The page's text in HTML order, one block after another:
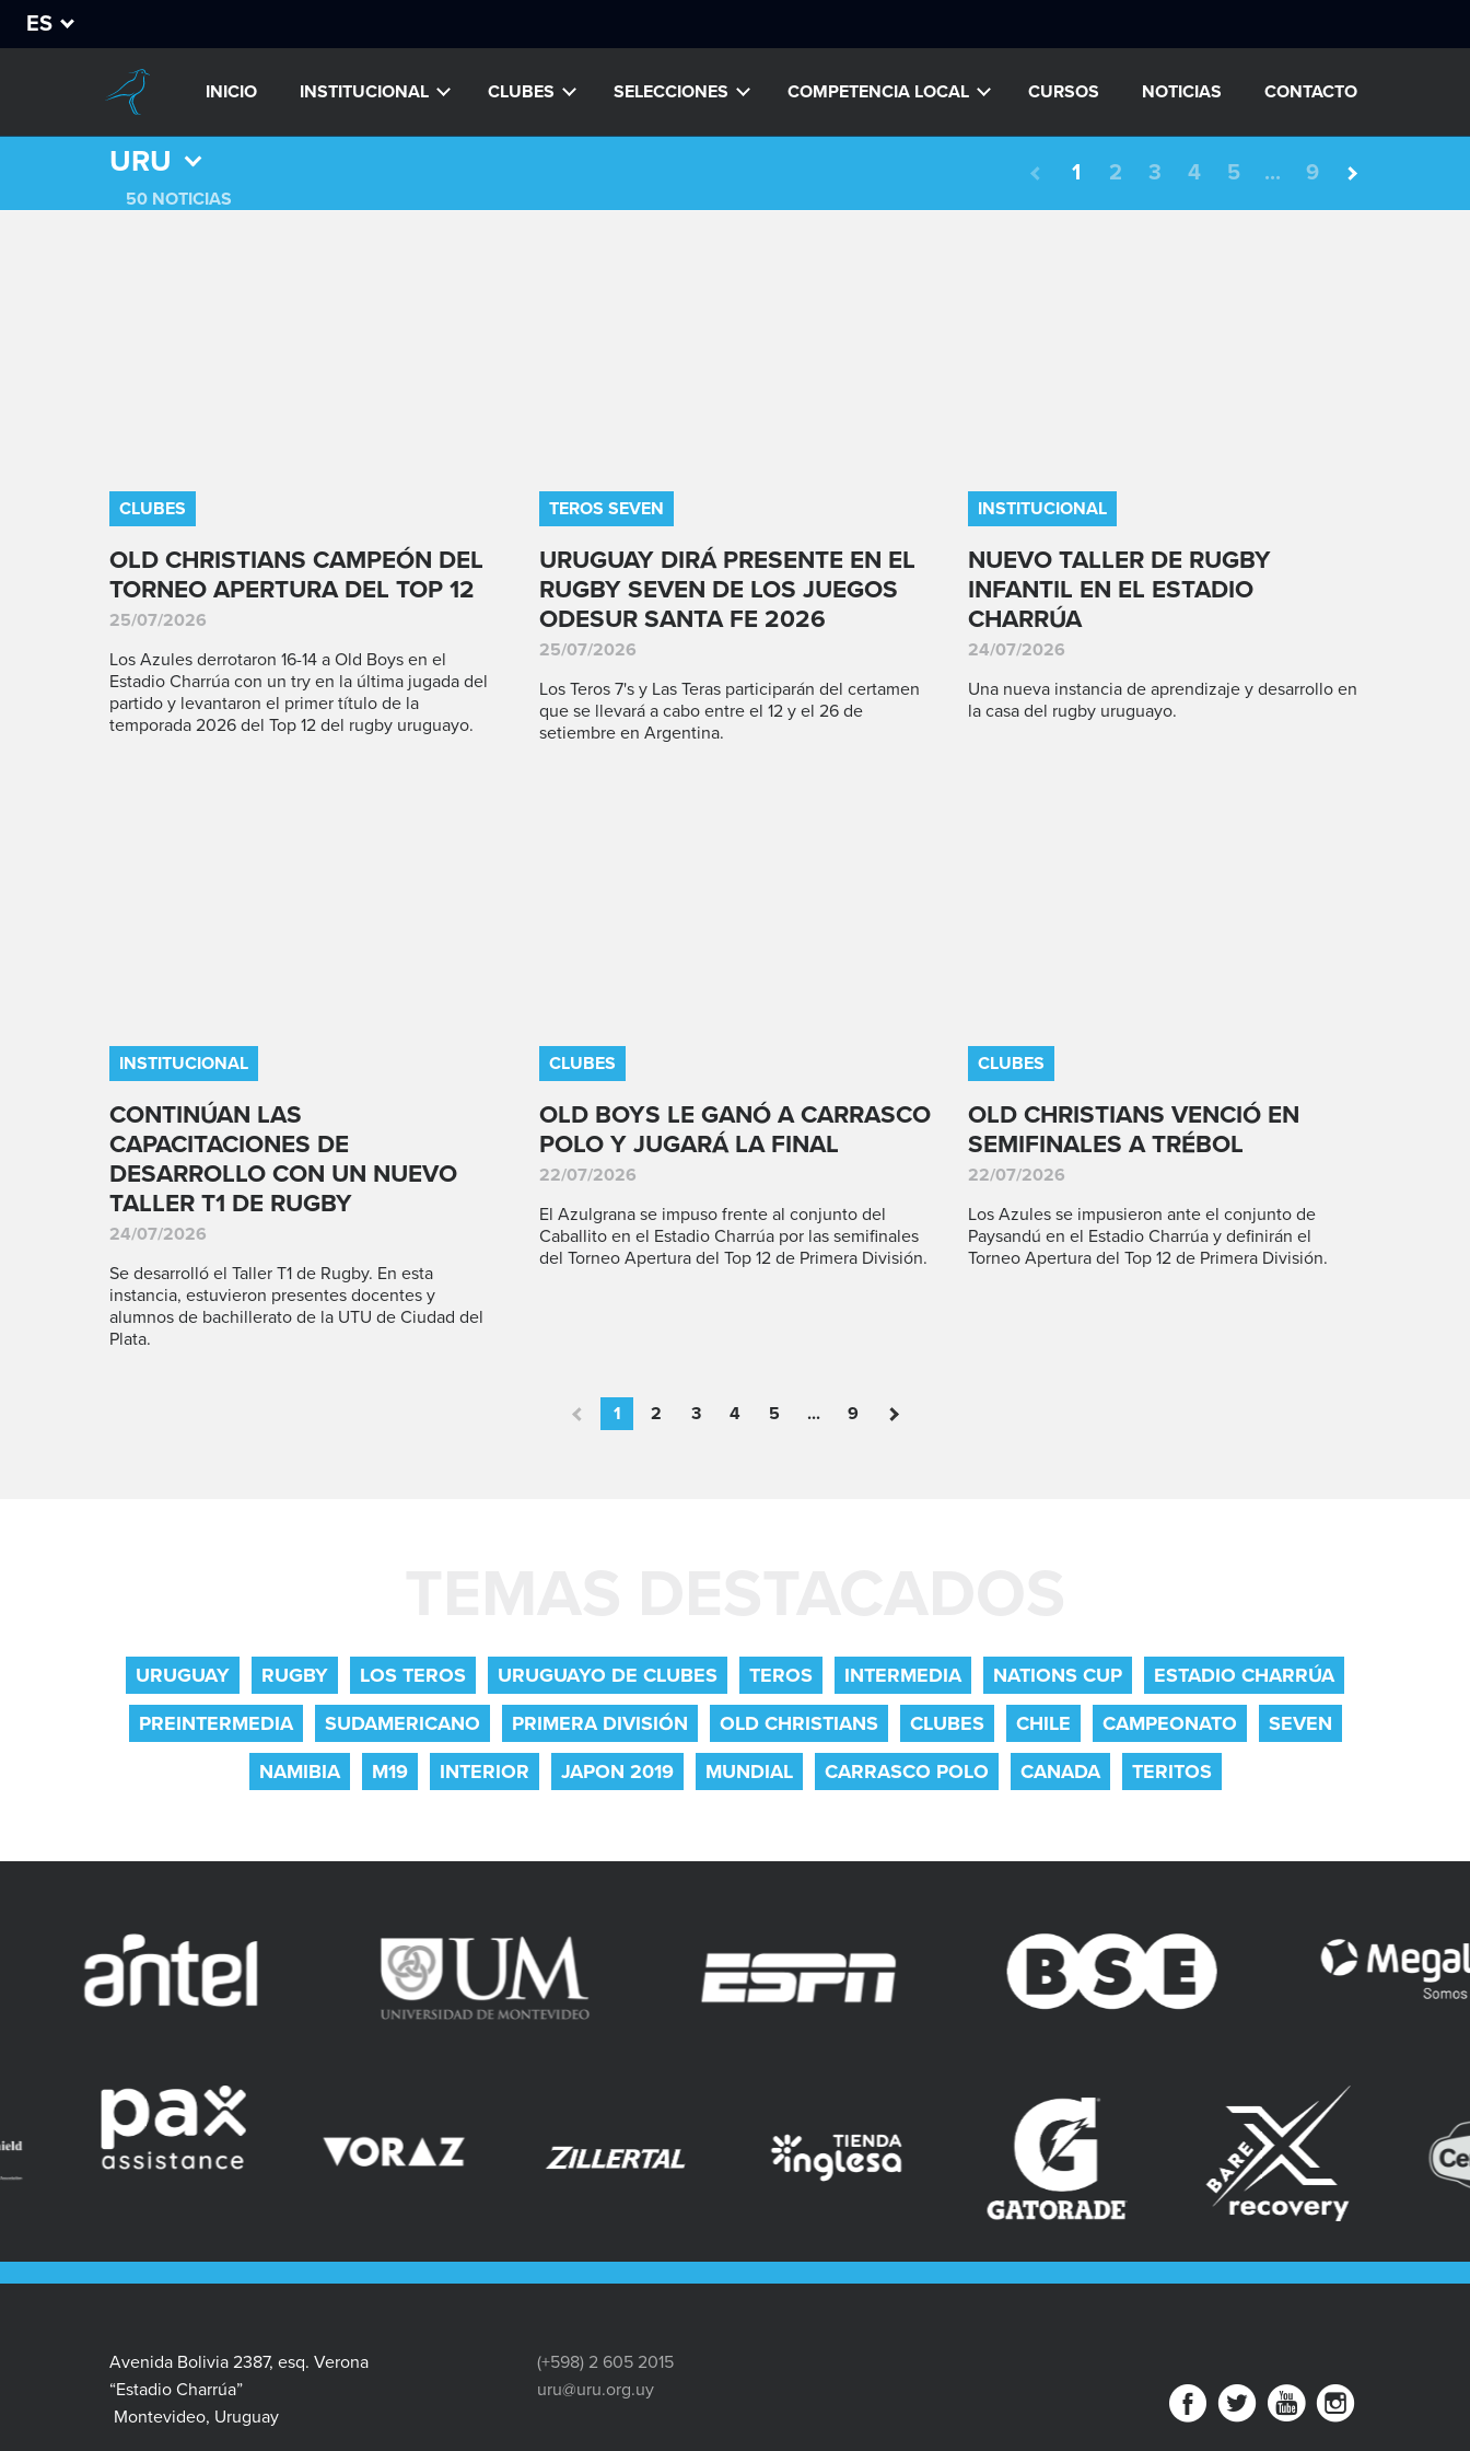
ES
INICIO INSTITUCIONAL CLUBES SELECCIONES COMPETENCIA LOCAL CURSOS NOTICIAS CONTACTO
URU
50 NOTICIAS
1 2 3 4 5 ... 9
CLUBES
OLD CHRISTIANS CAMPEÓN DEL
TORNEO APERTURA DEL TOP 12
25/07/2026
Los Azules derrotaron 16-14 a Old Boys en el
Estadio Charrúa con un try en la última jugada del
partido y levantaron el primer título de la
temporada 2026 del Top 12 del rugby uruguayo.
TEROS SEVEN
URUGUAY DIRÁ PRESENTE EN EL
RUGBY SEVEN DE LOS JUEGOS
ODESUR SANTA FE 2026
25/07/2026
Los Teros 7's y Las Teras participarán del certamen
que se llevará a cabo entre el 12 y el 26 de
setiembre en Argentina.
INSTITUCIONAL
NUEVO TALLER DE RUGBY
INFANTIL EN EL ESTADIO
CHARRÚA
24/07/2026
Una nueva instancia de aprendizaje y desarrollo en
la casa del rugby uruguayo.
INSTITUCIONAL
CONTINÚAN LAS
CAPACITACIONES DE
DESARROLLO CON UN NUEVO
TALLER T1 DE RUGBY
24/07/2026
Se desarrolló el Taller T1 de Rugby. En esta
instancia, estuvieron presentes docentes y
alumnos de bachillerato de la UTU de Ciudad del
Plata.
CLUBES
OLD BOYS LE GANÓ A CARRASCO
POLO Y JUGARÁ LA FINAL
22/07/2026
El Azulgrana se impuso frente al conjunto del
Caballito en el Estadio Charrúa por las semifinales
del Torneo Apertura del Top 12 de Primera División.
CLUBES
OLD CHRISTIANS VENCIÓ EN
SEMIFINALES A TRÉBOL
22/07/2026
Los Azules se impusieron ante el conjunto de
Paysandú en el Estadio Charrúa y definirán el
Torneo Apertura del Top 12 de Primera División.
1 2 3 4 5 ... 9
URUGUAY RUGBY LOS TEROS URUGUAYO DE CLUBES TEROS INTERMEDIA NATIONS CUP
ESTADIO CHARRÚA
PREINTERMEDIA
SUDAMERICANO PRIMERA DIVISIÓN OLD CHRISTIANS CLUBES CHILE CAMPEONATO
SEVEN
NAMIBIA
M19 INTERIOR JAPON 2019 MUNDIAL CARRASCO POLO CANADA TERITOS
Avenida Bolivia 2387, esq. Verona
“Estadio Charrúa”
Montevideo, Uruguay
(+598) 2 605 2015
uru@uru.org.uy